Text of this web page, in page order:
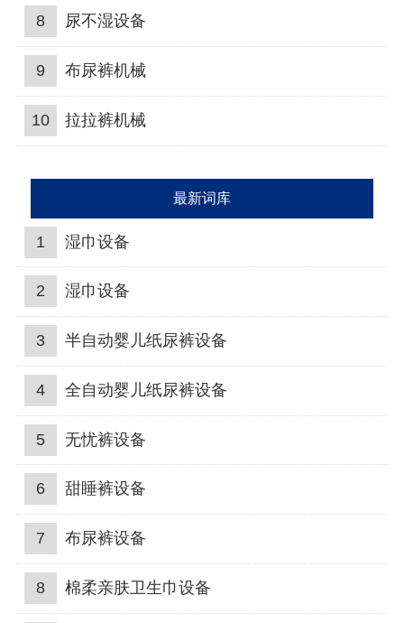
8 尿不湿设备
9 布尿裤机械
10 拉拉裤机械
最新词库
1 湿巾设备
2 湿巾设备
3 半自动婴儿纸尿裤设备
4 全自动婴儿纸尿裤设备
5 无忧裤设备
6 甜睡裤设备
7 布尿裤设备
8 棉柔亲肤卫生巾设备